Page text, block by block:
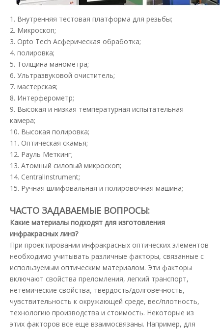
1. Внутренняя тестовая платформа для резьбы;
2. Микроскоп;
3. Opto Tech Асферическая обработка;
4. полировка;
5. Толщина манометра;
6. Ультразвуковой очиститель;
7. мастерская;
8. Интерферометр;
9. Высокая и низкая температурная испытательная
камера;
10. Высокая полировка;
11. Оптическая скамья;
12. Рауль Меткинг;
13. Атомный силовый микроскоп;
14. CentralInstrument;
15. Ручная шлифовальная и полировочная машина;
ЧАСТО ЗАДАВАЕМЫЕ ВОПРОСЫ:
Какие материалы подходят для изготовления
инфракрасных линз?
При проектировании инфракрасных оптических элементов
необходимо учитывать различные факторы, связанные с
используемым оптическим материалом. Эти факторы
включают свойства преломления, легкий транспорт,
нетемические свойства, твердость/долговечность,
чувствительность к окружающей среде, вес/плотность,
технологию производства и стоимость. Некоторые из
этих факторов все еще взаимосвязаны. Например, для